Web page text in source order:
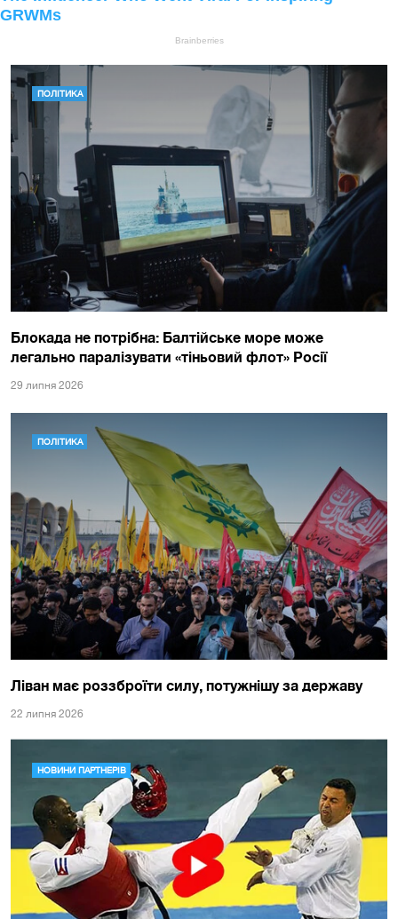
ПОЛІТИКА
Блокада не потрібна: Балтійське море може
легально паралізувати «тіньовий флот» Росії
29 липня 2026
ПОЛІТИКА
Ліван має роззброїти силу, потужнішу за державу
22 липня 2026